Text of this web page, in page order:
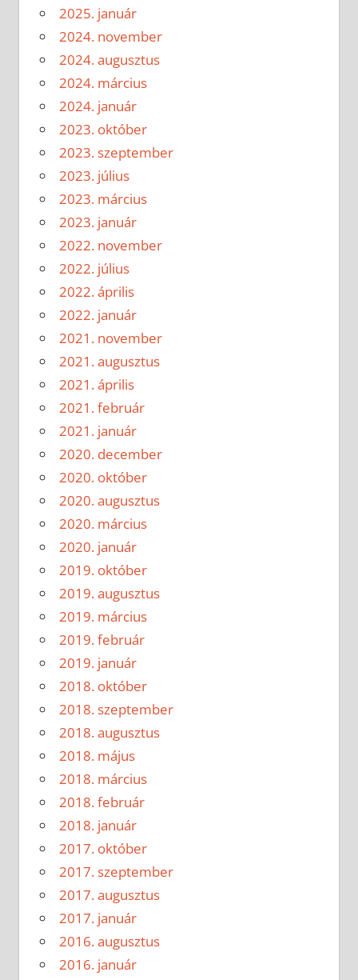
2025. január
2024. november
2024. augusztus
2024. március
2024. január
2023. október
2023. szeptember
2023. július
2023. március
2023. január
2022. november
2022. július
2022. április
2022. január
2021. november
2021. augusztus
2021. április
2021. február
2021. január
2020. december
2020. október
2020. augusztus
2020. március
2020. január
2019. október
2019. augusztus
2019. március
2019. február
2019. január
2018. október
2018. szeptember
2018. augusztus
2018. május
2018. március
2018. február
2018. január
2017. október
2017. szeptember
2017. augusztus
2017. január
2016. augusztus
2016. január